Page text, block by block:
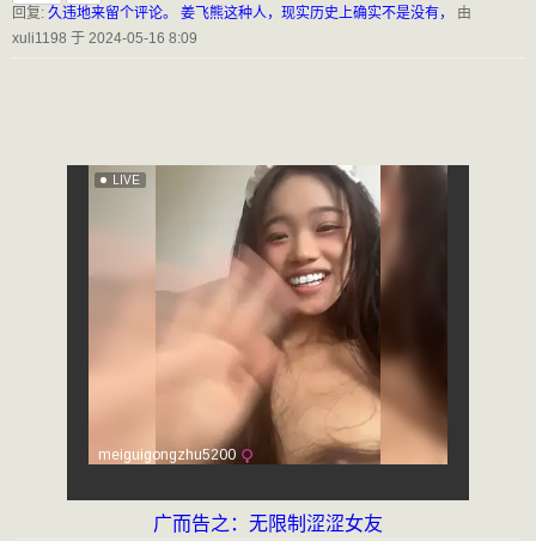
回复: 久违地来留个评论。 姜飞熊这种人，现实历史上确实不是没有，
由
xuli1198 于 2024-05-16 8:09
广而告之：无限制涩涩女友